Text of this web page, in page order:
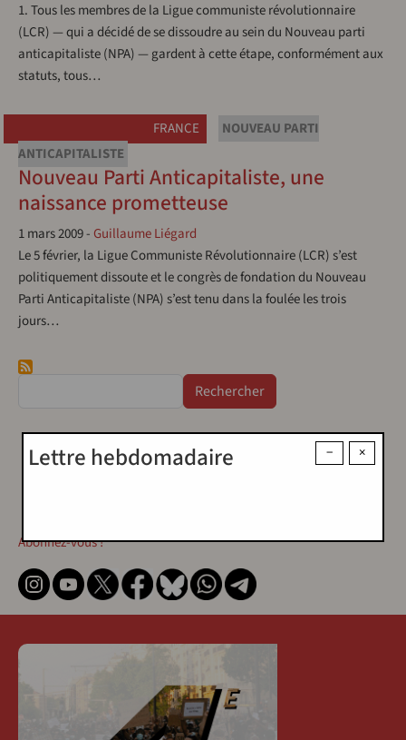
1. Tous les membres de la Ligue communiste révolutionnaire
(LCR) — qui a décidé de se dissoudre au sein du Nouveau parti
anticapitaliste (NPA) — gardent à cette étape, conformément aux
statuts, tous…
FRANCE
NOUVEAU PARTI
ANTICAPITALISTE
Nouveau Parti Anticapitaliste, une
naissance prometteuse
1 mars 2009- Guillaume Liégard
Le 5 février, la Ligue Communiste Révolutionnaire (LCR) s’est
politiquement dissoute et le congrès de fondation du Nouveau
Parti Anticapitaliste (NPA) s’est tenu dans la foulée les trois
jours…
×
−
Lettre hebdomadaire
Abonnez-vous !